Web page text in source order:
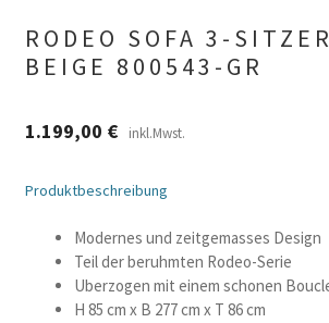
RODEO SOFA 3-
BEIGE 800543-GR
1.199,00 € inkl.Mwst.
Produktbeschreibung
Modernes und zeitgemasses Design
Teil der beruhmten Rodeo-Serie
Uberzogen mit einem schonen
H 85 cm x B 277 cm x T 86 cm